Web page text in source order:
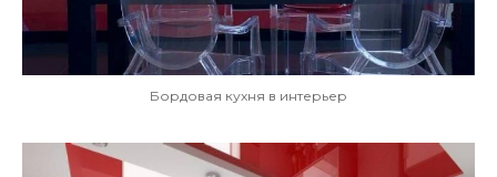
Бордовая кухня в интерьер